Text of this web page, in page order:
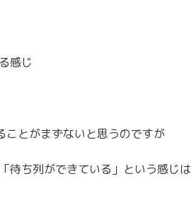
感じ
ことがまずないと思うのですが
待ち列ができている」という感じは